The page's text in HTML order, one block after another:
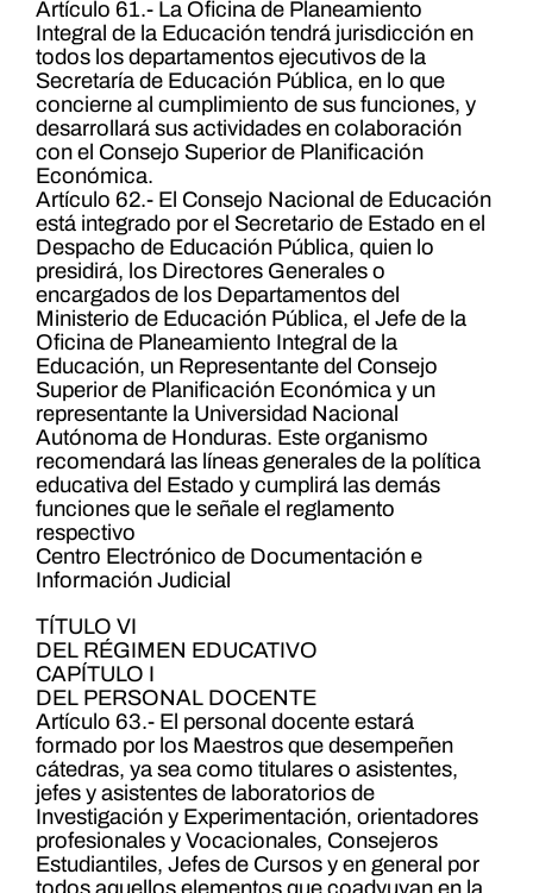
Artículo 61.- La Oficina de Planeamiento
Integral de la Educación tendrá jurisdicción en
todos los departamentos ejecutivos de la
Secretaría de Educación Pública, en lo que
concierne al cumplimiento de sus funciones, y
desarrollará sus actividades en colaboración
con el Consejo Superior de Planificación
Económica.
Artículo 62.- El Consejo Nacional de Educación
está integrado por el Secretario de Estado en el
Despacho de Educación Pública, quien lo
presidirá, los Directores Generales o
encargados de los Departamentos del
Ministerio de Educación Pública, el Jefe de la
Oficina de Planeamiento Integral de la
Educación, un Representante del Consejo
Superior de Planificación Económica y un
representante la Universidad Nacional
Autónoma de Honduras. Este organismo
recomendará las líneas generales de la política
educativa del Estado y cumplirá las demás
funciones que le señale el reglamento
respectivo
Centro Electrónico de Documentación e
Información Judicial
TÍTULO VI
DEL RÉGIMEN EDUCATIVO
CAPÍTULO I
DEL PERSONAL DOCENTE
Artículo 63.- El personal docente estará
formado por los Maestros que desempeñen
cátedras, ya sea como titulares o asistentes,
jefes y asistentes de laboratorios de
Investigación y Experimentación, orientadores
profesionales y Vocacionales, Consejeros
Estudiantiles, Jefes de Cursos y en general por
todos aquellos elementos que coadyuvan en la